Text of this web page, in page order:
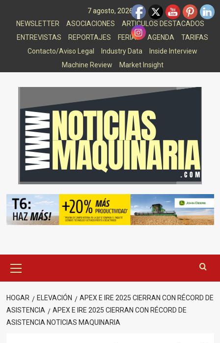
7 agosto, 2026
NEWSLETTER
ASOCIACIONES
ARTICULOS DESTACADOS
ENTREVISTAS
REPORTAJES FERIAS AGENDA
TARIFAS
Contacto/Aviso Legal
Industry Data
Inside Interview
Machine Review
Market Insight
principal
HOGAR ELEVACIÓN
APEX E IRE 2025 CIERRAN CON RÉCORD DE
ASISTENCIA
APEX E IRE 2025 CIERRAN CON RÉCORD DE
ASISTENCIA NOTICIAS MAQUINARIA